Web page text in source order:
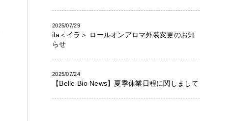
2025/07/29
ila＜イラ＞ ロールオンアロマ外装変更のお知
らせ
2025/07/24
【Belle Bio News】夏季休業日程に関しまして